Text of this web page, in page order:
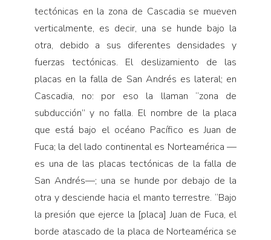
tectónicas en la zona de Cascadia se mueven
verticalmente, es decir, una se hunde bajo la
otra, debido a sus diferentes densidades y
fuerzas tectónicas. El deslizamiento de las
placas en la falla de San Andrés es lateral; en
Cascadia, no: por eso la llaman “zona de
subducción” y no falla. El nombre de la placa
que está bajo el océano Pacífico es Juan de
Fuca; la del lado continental es Norteamérica —
es una de las placas tectónicas de la falla de
San Andrés—; una se hunde por debajo de la
otra y desciende hacia el manto terrestre. “Bajo
la presión que ejerce la [placa] Juan de Fuca, el
borde atascado de la placa de Norteamérica se